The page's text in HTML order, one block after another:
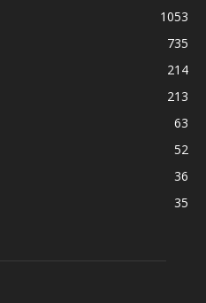
1053
735
214
213
63
52
36
35